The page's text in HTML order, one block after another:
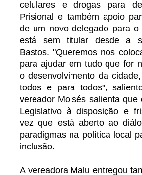
celulares e drogas para
Prisional e também apoio
de um novo delegado para o
está sem titular desde a
Bastos. "Queremos nos
para ajudar em tudo que for
o desenvolvimento da
todos e para todos",
vereador Moisés salienta que
Legislativo à disposição e
vez que está aberto ao
paradigmas na política local
inclusão.
A vereadora Malu entregou